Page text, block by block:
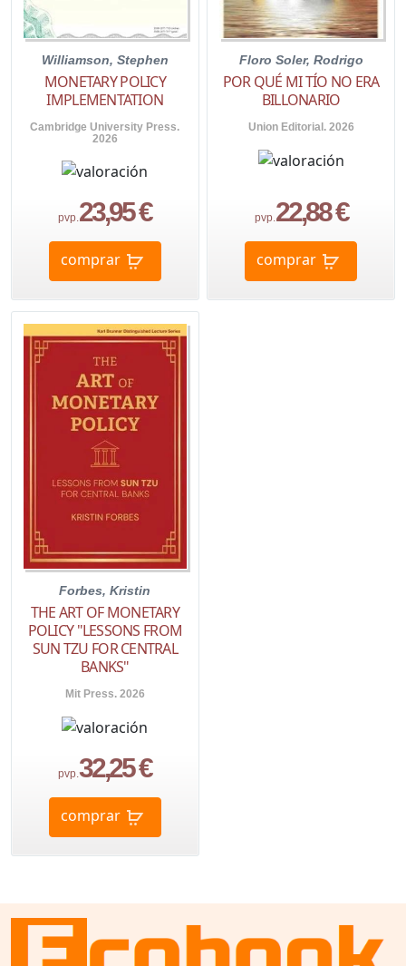
Williamson, Stephen
MONETARY POLICY
IMPLEMENTATION
Cambridge University Press.
2026
pvp.23,95 €
comprar
Floro Soler, Rodrigo
POR QUÉ MI TÍO NO ERA
BILLONARIO
Union Editorial. 2026
pvp.22,88 €
comprar
Forbes, Kristin
THE ART OF MONETARY
POLICY "LESSONS FROM
SUN TZU FOR CENTRAL
BANKS"
Mit Press. 2026
pvp.32,25 €
comprar